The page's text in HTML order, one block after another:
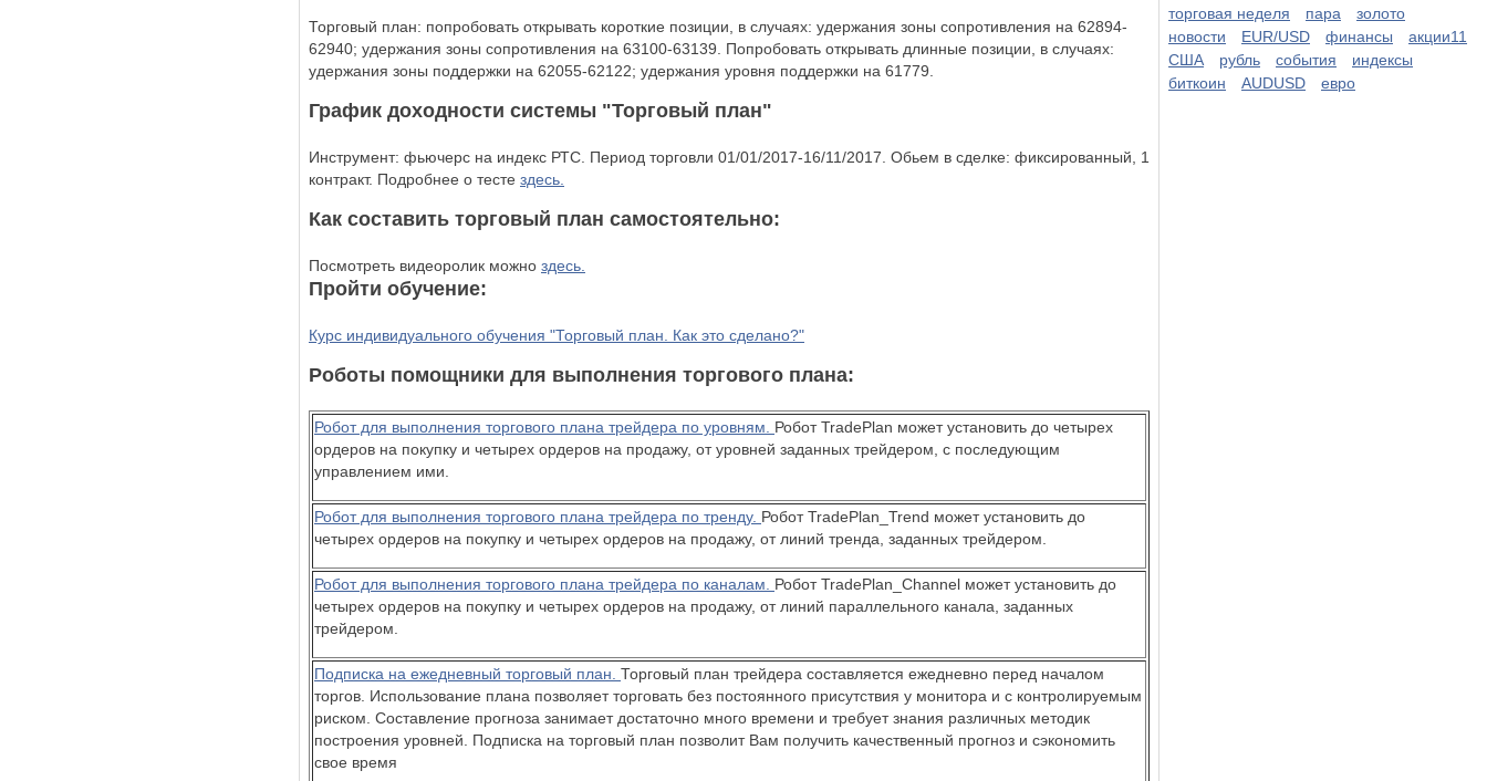
Торговый план: попробовать открывать короткие позиции, в случаях: удержания зоны сопротивления на 62894-
62940; удержания зоны сопротивления на 63100-63139. Попробовать открывать длинные позиции, в случаях:
удержания зоны поддержки на 62055-62122; удержания уровня поддержки на 61779.
График доходности системы "Торговый план"
Инструмент: фьючерс на индекс РТС. Период торговли 01/01/2017-16/11/2017. Обьем в сделке: фиксированный, 1
контракт. Подробнее о тесте здесь.
Как составить торговый план самостоятельно:
Посмотреть видеоролик можно здесь.
Пройти обучение:
Курс индивидуального обучения "Торговый план. Как это сделано?"
Роботы помощники для выполнения торгового плана:
Робот для выполнения торгового плана трейдера по уровням. Робот TradePlan может установить до четырех
ордеров на покупку и четырех ордеров на продажу, от уровней заданных трейдером, с последующим
управлением ими.
Робот для выполнения торгового плана трейдера по тренду. Робот TradePlan_Trend может установить до
четырех ордеров на покупку и четырех ордеров на продажу, от линий тренда, заданных трейдером.
Робот для выполнения торгового плана трейдера по каналам. Робот TradePlan_Channel может установить до
четырех ордеров на покупку и четырех ордеров на продажу, от линий параллельного канала, заданных
трейдером.
Подписка на ежедневный торговый план. Торговый план трейдера составляется ежедневно перед началом
торгов. Использование плана позволяет торговать без постоянного присутствия у монитора и с контролируемым
риском. Составление прогноза занимает достаточно много времени и требует знания различных методик
построения уровней. Подписка на торговый план позволит Вам получить качественный прогноз и сэкономить
свое время
торговая неделя
пара
золото
новости
EUR/USD финансы
акции11
США
рубль события
индексы
биткоин
AUDUSD евро